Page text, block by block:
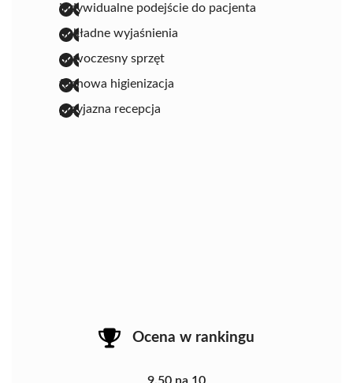
indywidualne podejście do pacjenta
dokładne wyjaśnienia
nowoczesny sprzęt
fachowa higienizacja
przyjazna recepcja
Ocena w rankingu